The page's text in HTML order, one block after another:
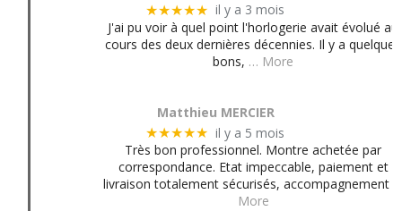
★★★★★ il y a 3 mois
J'ai pu voir à quel point l'horlogerie avait évolué au
cours des deux dernières décennies. Il y a quelques
bons, … More
Matthieu MERCIER
★★★★★ il y a 5 mois
Très bon professionnel. Montre achetée par
correspondance. Etat impeccable, paiement et
livraison totalement sécurisés, accompagnement
More